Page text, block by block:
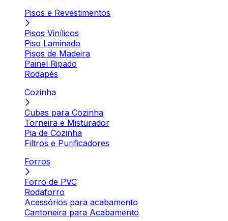
Pisos e Revestimentos
Pisos Vinílicos
Piso Laminado
Pisos de Madeira
Painel Ripado
Rodapés
Cozinha
Cubas para Cozinha
Torneira e Misturador
Pia de Cozinha
Filtros e Purificadores
Forros
Forro de PVC
Rodaforro
Acessórios para acabamento
Cantoneira para Acabamento